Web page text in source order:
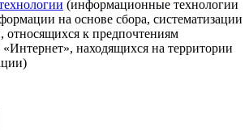
(информационные технологии
на основе сбора, систематизации
относящихся к предпочтениям
«Интернет», находящихся на территории